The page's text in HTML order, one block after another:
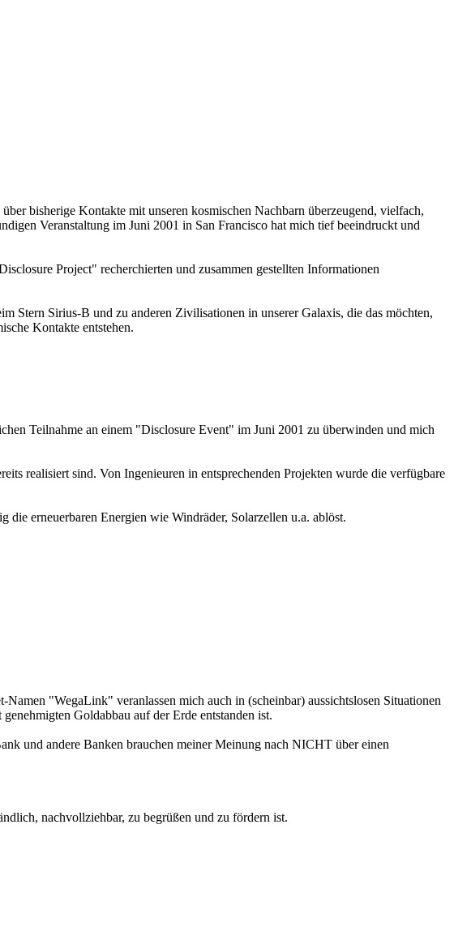
bisherige Kontakte mit unseren kosmischen Nachbarn überzeugend, vielfach,
Veranstaltung im Juni 2001 in San Francisco hat mich tief beeindruckt und
Project" recherchierten und zusammen gestellten Informationen
Stern Sirius-B und zu anderen Zivilisationen in unserer Galaxis, die das möchten,
Kontakte entstehen.
Teilnahme an einem "Disclosure Event" im Juni 2001 zu überwinden und mich
realisiert sind. Von Ingenieuren in entsprechenden Projekten wurde die verfügbare
erneuerbaren Energien wie Windräder, Solarzellen u.a. ablöst.
"WegaLink" veranlassen mich auch in (scheinbar) aussichtslosen Situationen
Goldabbau auf der Erde entstanden ist.
und andere Banken brauchen meiner Meinung nach NICHT über einen
nachvollziehbar, zu begrüßen und zu fördern ist.